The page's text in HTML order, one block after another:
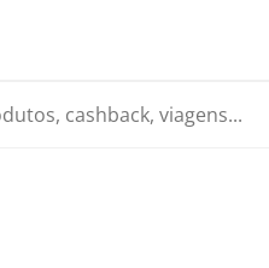
cashback, viagens...